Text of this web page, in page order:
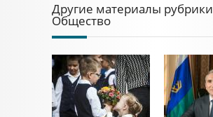
Другие материалы рубрики
Общество